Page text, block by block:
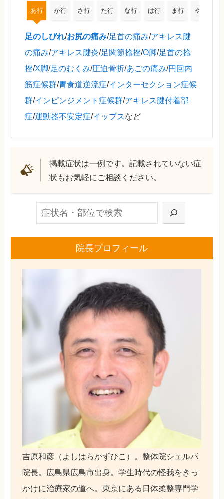
あ行 か行 さ行 た行 な行 は行 ま行 や行
足のしびれ/お尻の痛み/足首の痛み/アキレス腱
の痛み/アキレス腱炎/足関節捻挫/O脚/足首の捻
挫/X脚/足のむくみ/圧迫骨折/あごの痛み/円回内
筋症候群/胃食道逆流症/インターセクション症候
群/インピンジメント症候群/アキレス腱付着部
症/運動器不安定症/イップスなど
掲載症状は一例です。記載されていない症
状もお気軽にご相談ください。
院長プロフィール
吉原和彦（よしはらかずひこ）。整体院シェルパ
院長。広島県広島市出身。学生時代の怪我をきっ
かけに治療家の道へ。東京にある日体柔整専門学